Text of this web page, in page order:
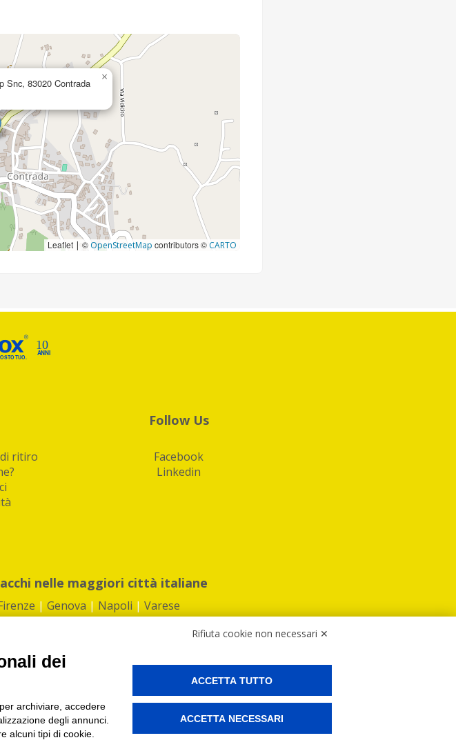
Snc, 83020 Contrada
×
Leaflet | © OpenStreetMap contributors ©CARTO
ritiro
Follow Us
Facebook
Linkedin
nelle maggiori città italiane
| Genova | Napoli | Varese
|Whistleblowing|Privacy|Preferenze Cookies
per ritirare i tuoi acquisti online e spedire i tuoi pacchi.
Rifiuta cookie non necessari ✕
dei
archiviare, accedere
degli annunci.
alcuni tipi di cookie.
ACCETTA TUTTO
ACCETTA NECESSARI